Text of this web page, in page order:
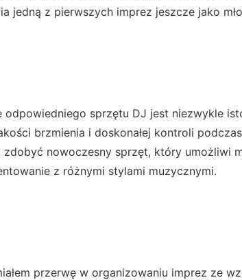
jedną z pierwszych imprez jeszcze jako
odpowiedniego sprzętu DJ jest niezwykle
brzmienia i doskonałej kontroli
zdobyć nowoczesny sprzęt, który umożliwi
z różnymi stylami muzycznymi.
przerwę w organizowaniu imprez ze